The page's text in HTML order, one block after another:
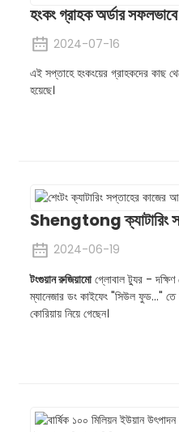
হংকং গ্রাহক অর্ডার
2024-07-16
এই সপ্তাহে হংকংয়ের গ্রাহকদের কাছ
হয়েছে।
Shengtong ক্যাটারিং
2024-06-19
টংগুয়ান রুজিয়ামোগ্লোবাল ট্যুর - দক্ষিণ
ম্যানেজার ডং কাইফেং "সিউল ফুড..."
কোরিয়ায় নিয়ে গেছেন।